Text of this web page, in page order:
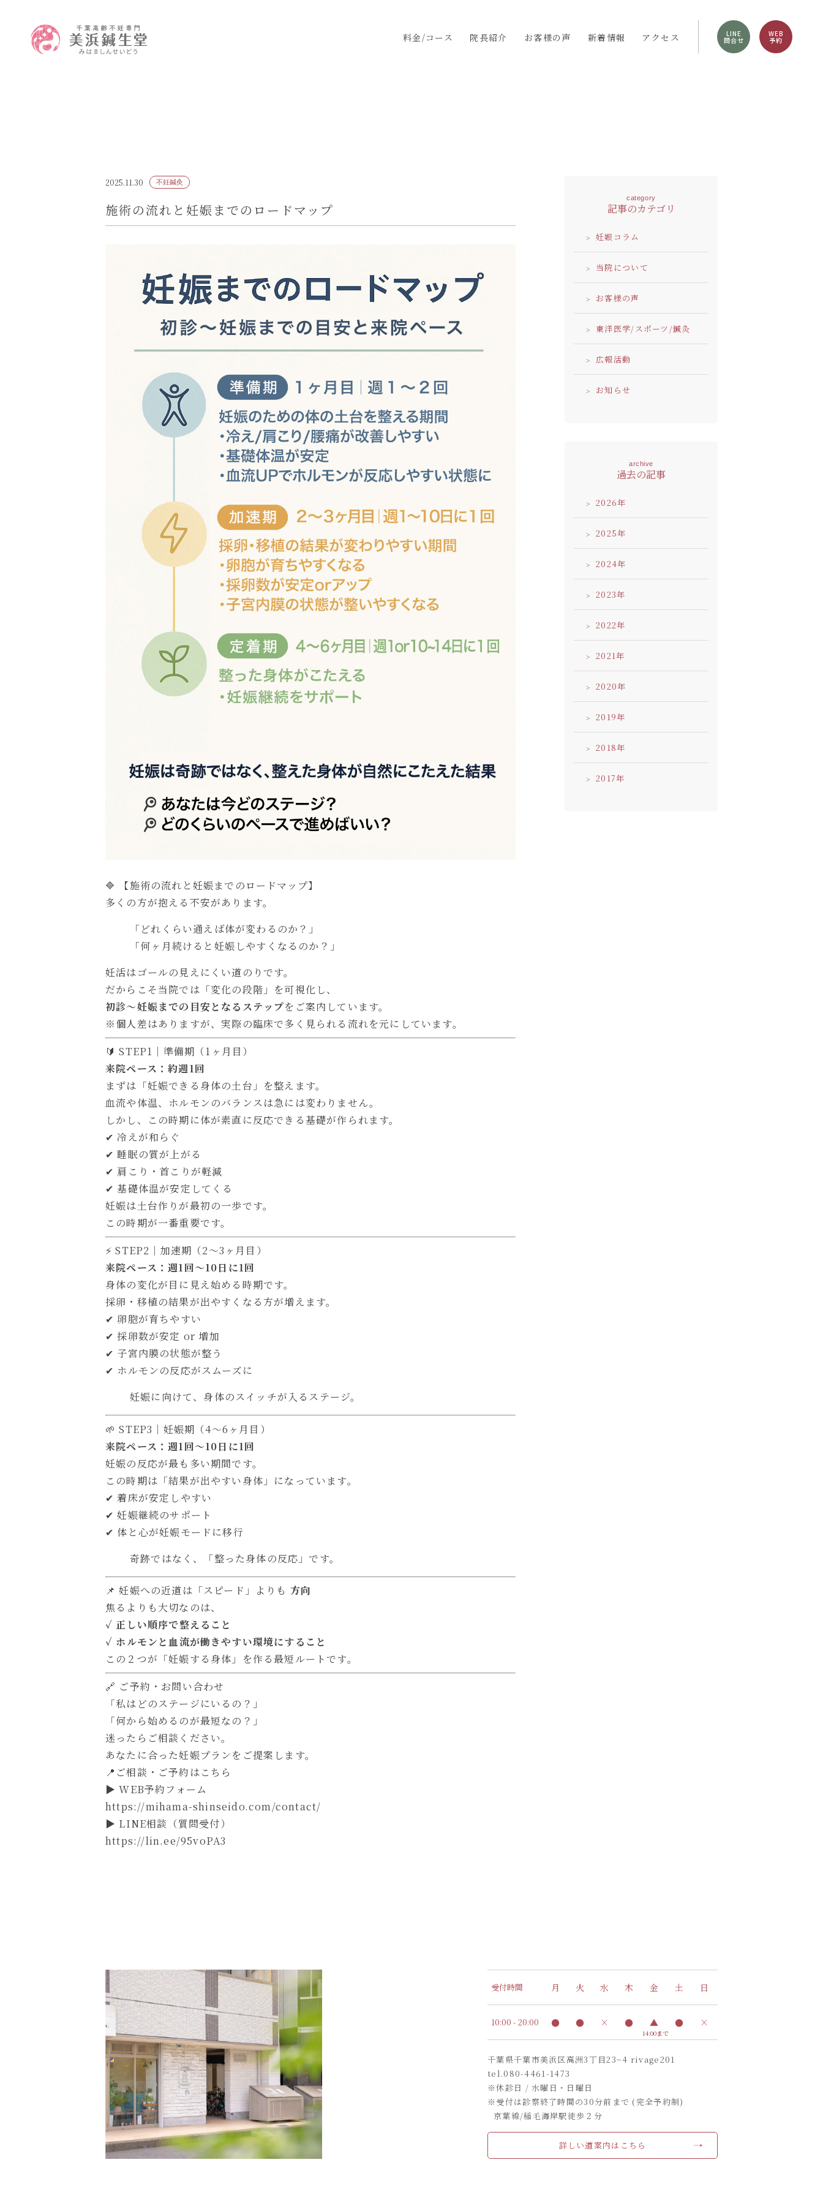
料金/コース 院長紹介 お客様の声 新着情報 アクセス LINE
問合せ
WEB
予約
2025.11.30 不妊鍼灸
施術の流れと妊娠までのロードマップ
🔷 【施術の流れと妊娠までのロードマップ】
多くの方が抱える不安があります。
「どれくらい通えば体が変わるのか？」
「何ヶ月続けると妊娠しやすくなるのか？」
妊活はゴールの見えにくい道のりです。
だからこそ当院では「変化の段階」を可視化し、
初診〜妊娠までの目安となるステップをご案内しています。
※個人差はありますが、実際の臨床で多く見られる流れを元にしています。
🔰 STEP1｜準備期（1ヶ月目）
来院ペース：約週1回
まずは「妊娠できる身体の土台」を整えます。
血流や体温、ホルモンのバランスは急には変わりません。
しかし、この時期に体が素直に反応できる基礎が作られます。
✔ 冷えが和らぐ
✔ 睡眠の質が上がる
✔ 肩こり・首こりが軽減
✔ 基礎体温が安定してくる
妊娠は土台作りが最初の一歩です。
この時期が一番重要です。
⚡ STEP2｜加速期（2〜3ヶ月目）
来院ペース：週1回〜10日に1回
身体の変化が目に見え始める時期です。
採卵・移植の結果が出やすくなる方が増えます。
✔ 卵胞が育ちやすい
✔ 採卵数が安定 or 増加
✔ 子宮内膜の状態が整う
✔ ホルモンの反応がスムーズに
妊娠に向けて、身体のスイッチが入るステージ。
🌱 STEP3｜妊娠期（4〜6ヶ月目）
来院ペース：週1回〜10日に1回
妊娠の反応が最も多い期間です。
この時期は「結果が出やすい身体」になっています。
✔ 着床が安定しやすい
✔ 妊娠継続のサポート
✔ 体と心が妊娠モードに移行
奇跡ではなく、「整った身体の反応」です。
📌 妊娠への近道は「スピード」よりも 方向
焦るよりも大切なのは、
✓ 正しい順序で整えること
✓ ホルモンと血流が働きやすい環境にすること
この２つが「妊娠する身体」を作る最短ルートです。
🔗 ご予約・お問い合わせ
「私はどのステージにいるの？」
「何から始めるのが最短なの？」
迷ったらご相談ください。
あなたに合った妊娠プランをご提案します。
📍ご相談・ご予約はこちら
▶ WEB予約フォーム
https://mihama-shinseido.com/contact/
▶ LINE相談（質問受付）
https://lin.ee/95voPA3
category
記事のカテゴリ
妊娠コラム
当院について
お客様の声
東洋医学/スポーツ/鍼灸
広報活動
お知らせ
archive
過去の記事
2026
2025
2024
2023
2022
2021
2020
2019
2018
2017
受付時間 月 火 水 木 金 土 日
10:00 - 20:00 ● ● × ● ▲
14:00まで
● ×
千葉県千葉市美浜区高洲3丁目23−4 rivage201
tel.080-4461-1473
※休診日 / 水曜日・日曜日
※受付は診察終了時間の30分前まで (完全予約制)
京葉線/稲毛海岸駅徒歩２分
詳しい道案内はこちら